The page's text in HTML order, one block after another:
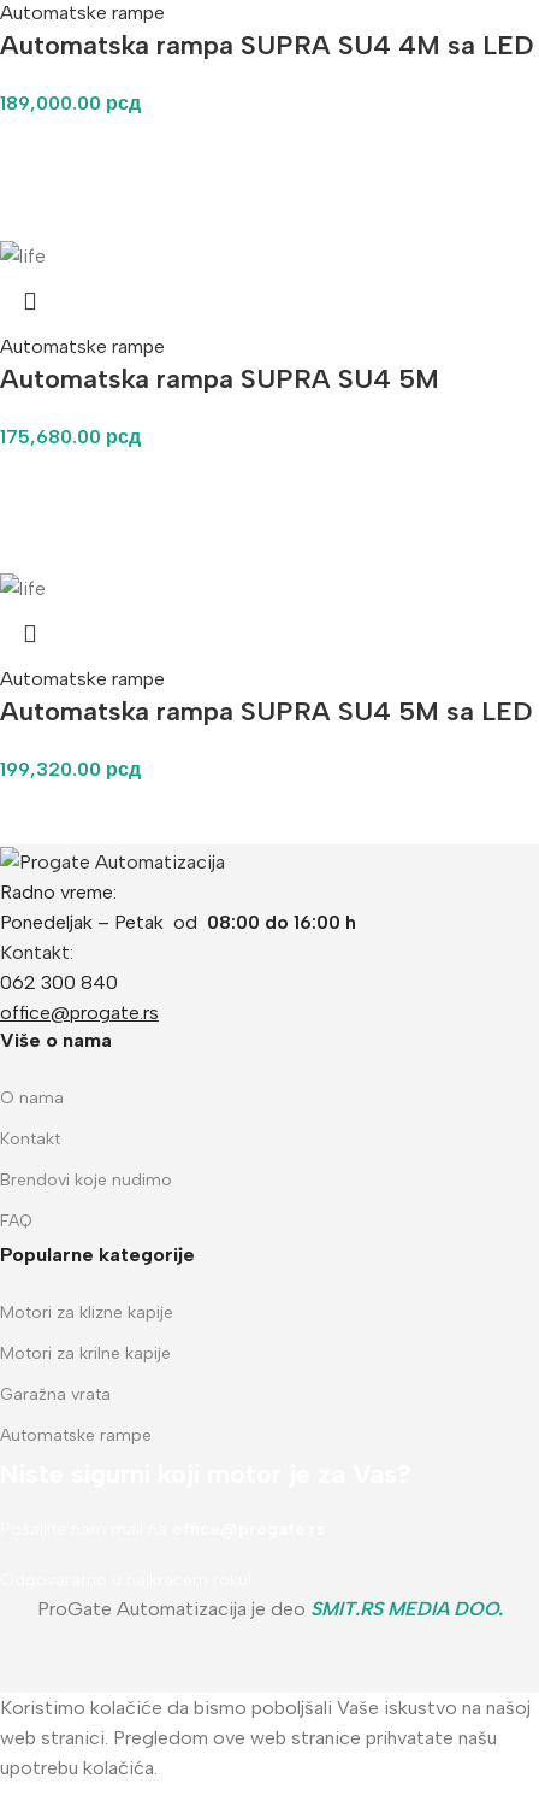
Automatske rampe
Automatska rampa SUPRA SU4 4M sa LED
189,000.00 рсд
Automatske rampe
Automatska rampa SUPRA SU4 5M
175,680.00 рсд
Automatske rampe
Automatska rampa SUPRA SU4 5M sa LED
199,320.00 рсд
Radno vreme:
Ponedeljak – Petak od 08:00 do 16:00 h
Kontakt:
062 300 840
office@progate.rs
Više o nama
O nama
Kontakt
Brendovi koje nudimo
FAQ
Popularne kategorije
Motori za klizne kapije
Motori za krilne kapije
Garažna vrata
Automatske rampe
ProGate Automatizacija je deo SMIT.RS MEDIA DOO.
Koristimo kolačiće da bismo poboljšali Vaše iskustvo na našoj
web stranici. Pregledom ove web stranice prihvatate našu
upotrebu kolačića.